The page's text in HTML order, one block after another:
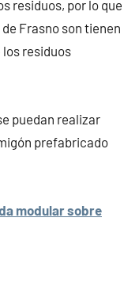
residuos, por lo que
Frasno son tienen
residuos
puedan realizar
prefabricado
modular sobre